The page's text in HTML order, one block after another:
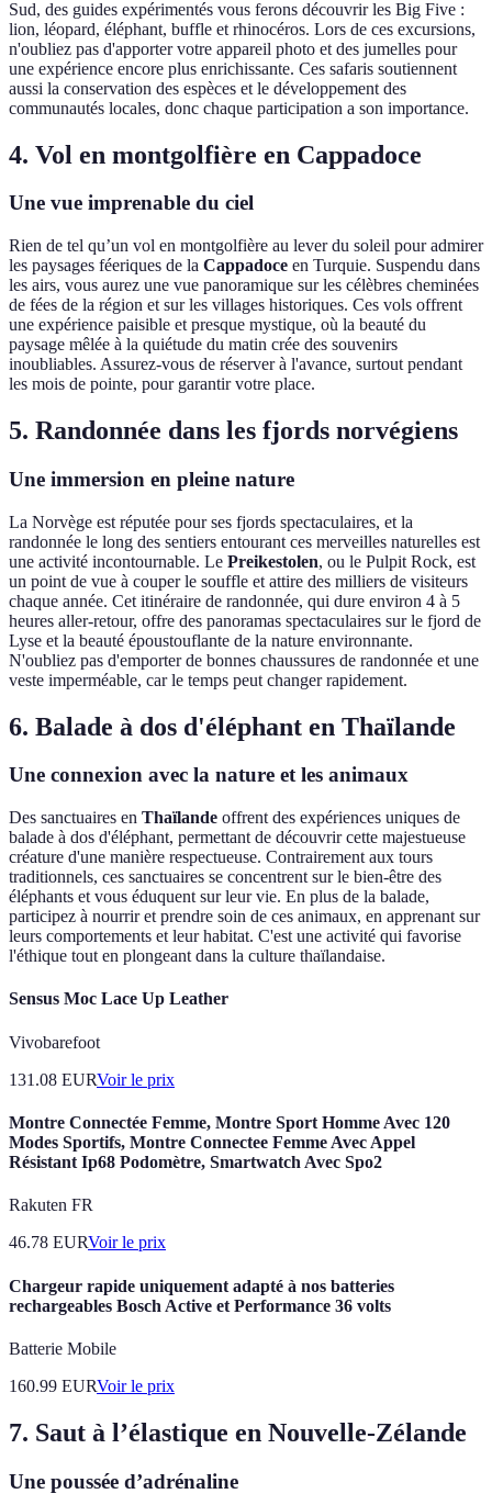
Sud, des guides expérimentés vous ferons découvrir les Big Five :
lion, léopard, éléphant, buffle et rhinocéros. Lors de ces excursions,
n'oubliez pas d'apporter votre appareil photo et des jumelles pour
une expérience encore plus enrichissante. Ces safaris soutiennent
aussi la conservation des espèces et le développement des
communautés locales, donc chaque participation a son importance.
4. Vol en montgolfière en Cappadoce
Une vue imprenable du ciel
Rien de tel qu’un vol en montgolfière au lever du soleil pour admirer
les paysages féeriques de la Cappadoce en Turquie. Suspendu dans
les airs, vous aurez une vue panoramique sur les célèbres cheminées
de fées de la région et sur les villages historiques. Ces vols offrent
une expérience paisible et presque mystique, où la beauté du
paysage mêlée à la quiétude du matin crée des souvenirs
inoubliables. Assurez-vous de réserver à l'avance, surtout pendant
les mois de pointe, pour garantir votre place.
5. Randonnée dans les fjords norvégiens
Une immersion en pleine nature
La Norvège est réputée pour ses fjords spectaculaires, et la
randonnée le long des sentiers entourant ces merveilles naturelles est
une activité incontournable. Le Preikestolen, ou le Pulpit Rock, est
un point de vue à couper le souffle et attire des milliers de visiteurs
chaque année. Cet itinéraire de randonnée, qui dure environ 4 à 5
heures aller-retour, offre des panoramas spectaculaires sur le fjord de
Lyse et la beauté époustouflante de la nature environnante.
N'oubliez pas d'emporter de bonnes chaussures de randonnée et une
veste imperméable, car le temps peut changer rapidement.
6. Balade à dos d'éléphant en Thaïlande
Une connexion avec la nature et les animaux
Des sanctuaires en Thaïlande offrent des expériences uniques de
balade à dos d'éléphant, permettant de découvrir cette majestueuse
créature d'une manière respectueuse. Contrairement aux tours
traditionnels, ces sanctuaires se concentrent sur le bien-être des
éléphants et vous éduquent sur leur vie. En plus de la balade,
participez à nourrir et prendre soin de ces animaux, en apprenant sur
leurs comportements et leur habitat. C'est une activité qui favorise
l'éthique tout en plongeant dans la culture thaïlandaise.
Sensus Moc Lace Up Leather
Vivobarefoot
131.08 EURVoir le prix
Montre Connectée Femme, Montre Sport Homme Avec 120
Modes Sportifs, Montre Connectee Femme Avec Appel
Résistant Ip68 Podomètre, Smartwatch Avec Spo2
Rakuten FR
46.78 EURVoir le prix
Chargeur rapide uniquement adapté à nos batteries
rechargeables Bosch Active et Performance 36 volts
Batterie Mobile
160.99 EURVoir le prix
7. Saut à l’élastique en Nouvelle-Zélande
Une poussée d’adrénaline